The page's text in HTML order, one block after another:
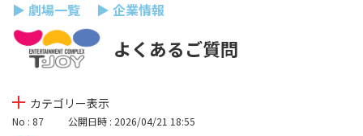
▶ 劇場一覧 ▶ 企業情報
よくあるご質問
カテゴリー表示
No : 87 公開日時 : 2026/04/21 18:55